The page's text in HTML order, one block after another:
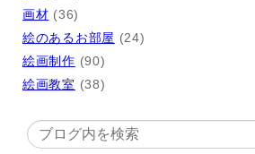
画材 (36)
絵のあるお部屋 (24)
絵画制作 (90)
絵画教室 (38)